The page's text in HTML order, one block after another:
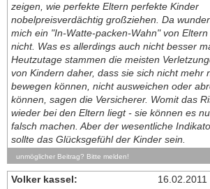
zeigen, wie perfekte Eltern perfekte Kinder
nobelpreisverdächtig großziehen. Da
mich ein "In-Watte-packen-Wahn" von
nicht. Was es allerdings auch nicht besser
Heutzutage stammen die meisten
von Kindern daher, dass sie sich nicht mehr
bewegen können, nicht ausweichen oder
können, sagen die Versicherer. Womit das
wieder bei den Eltern liegt - sie können es
falsch machen. Aber der wesentliche
sollte das Glücksgefühl der Kinder sein.
unmöglicher Beitrag? Bitte melden!
Volker kassel:
16.02.2011